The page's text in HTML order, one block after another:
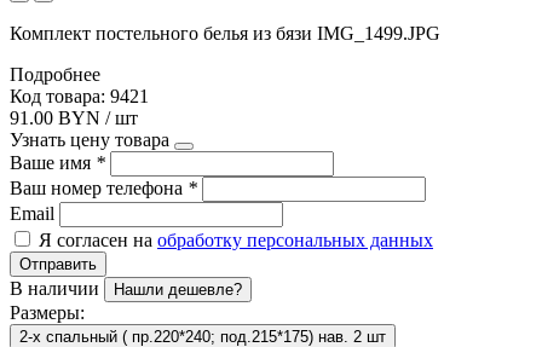
Комплект постельного белья из бязи IMG_1499.JPG
Подробнее
Код товара: 9421
91.00 BYN / шт
Узнать цену товара
Ваше имя *
Ваш номер телефона *
Email
Я согласен на обработку персональных данных
Отправить
В наличии Нашли дешевле?
Размеры:
2-х спальный ( пр.220*240; под.215*175) нав. 2 шт